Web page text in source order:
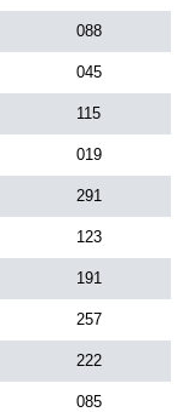
088
045
115
019
291
123
191
257
222
085